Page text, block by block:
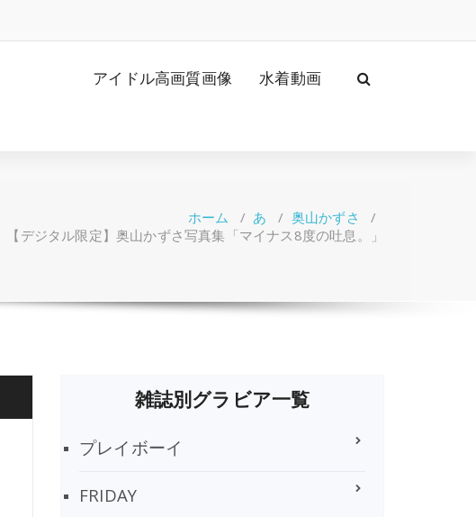
アイドル高画質画像 水着動画
ホーム / あ / 奥山かずさ
/
【デジタル限定】奥山かずさ写真集「マイナス8度の吐息。」
雑誌別グラビア一覧
プレイボーイ
FRIDAY